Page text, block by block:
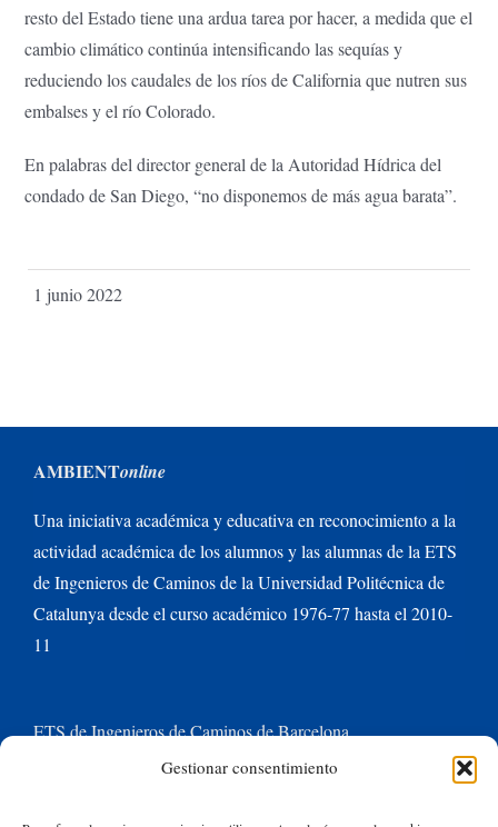
Gestionar consentimiento
resto del Estado tiene una ardua tarea por hacer, a medida que el
cambio climático continúa intensificando las sequías y
reduciendo los caudales de los ríos de California que nutren sus
embalses y el río Colorado.
En palabras del director general de la Autoridad Hídrica del
condado de San Diego, “no disponemos de más agua barata”.
1 junio 2022
AMBIENTonline
Una iniciativa académica y educativa en reconocimiento a la
actividad académica de los alumnos y las alumnas de la ETS
de Ingenieros de Caminos de la Universidad Politécnica de
Catalunya desde el curso académico 1976-77 hasta el 2010-
11
ETS de Ingenieros de Caminos de Barcelona
Universitat Politècnica de Catalunya BarcelonaTech